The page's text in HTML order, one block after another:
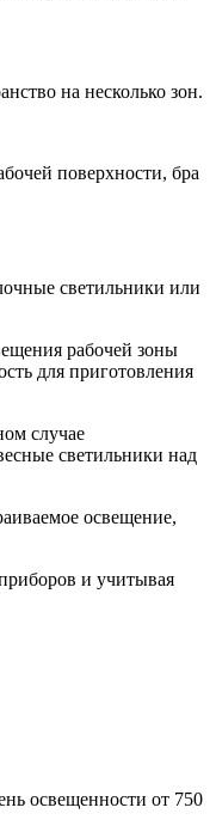
на несколько зон.
поверхности, бра
светильники или
рабочей зоны
для приготовления
случае
светильники над
освещение,
и учитывая
освещенности от 750